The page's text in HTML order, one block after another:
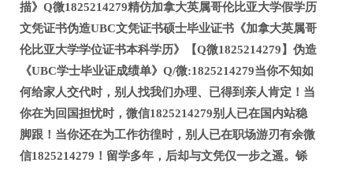
描》Q微1825214279精仿加拿大英属哥伦比亚大学假学历
文凭证书伪造UBC文凭证书硕士毕业证书《加拿大英属哥
伦比亚大学学位证书本科学历》【Q微1825214279】伪造
《UBC学士毕业证成绩单》Q/微:1825214279当你不知如
何给家人交代时，别人找我们办理、已得到亲人肯定！当
你在为回国担忧时，微信1825214279别人已在国内站稳
脚跟！当你还在为工作彷徨时，别人已在职场游刃有余微
信1825214279！留学多年，后却与文凭仅一步之遥。铩